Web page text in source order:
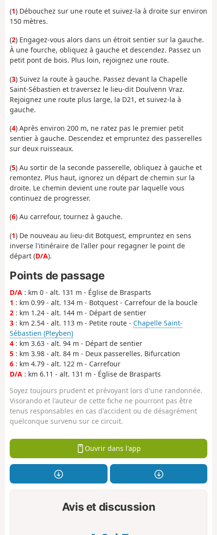
(1) Débouchez sur une route et suivez-la à droite sur environ
150 mètres.
(2) Engagez-vous alors dans un étroit sentier sur la gauche.
À une fourche, obliquez à gauche et descendez. Passez un
petit pont de bois. Plus loin, rejoignez une route.
(3) Suivez la route à gauche. Passez devant la Chapelle
Saint-Sébastien et traversez le lieu-dit Doulvenn Vraz.
Rejoignez une route plus large, la D21, et suivez-la à
gauche.
(4) Après environ 200 m, ne ratez pas le premier petit
sentier à gauche. Descendez et empruntez des passerelles
sur deux ruisseaux.
(5) Au sortir de la seconde passerelle, obliquez à gauche et
remontez. Plus haut, ignorez un départ de chemin sur la
droite. Le chemin devient une route par laquelle vous
continuez de progresser.
(6) Au carrefour, tournez à gauche.
(1) De nouveau au lieu-dit Botquest, empruntez en sens
inverse l'itinéraire de l'aller pour regagner le point de
départ (D/A).
Points de passage
D/A : km 0 - alt. 131 m - Église de Brasparts
1 : km 0.99 - alt. 134 m - Botquest - Carrefour de la boucle
2 : km 1.24 - alt. 144 m - Départ de sentier
3 : km 2.54 - alt. 113 m - Petite route - Chapelle Saint-
Sébastien (Pleyben)
4 : km 3.63 - alt. 94 m - Départ de sentier
5 : km 3.98 - alt. 84 m - Deux passerelles. Bifurcation
6 : km 4.79 - alt. 122 m - Carrefour
D/A : km 6.11 - alt. 131 m - Église de Brasparts
Soyez toujours prudent et prévoyant lors d'une randonnée.
Visorando et l'auteur de cette fiche ne pourront pas être
tenus responsables en cas d'accident ou de désagrément
quelconque survenu sur ce circuit.
Ouvrir dans l'app
Avis et discussion